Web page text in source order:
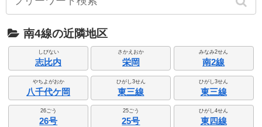
南4線の近隣地区
しびない
志比内
さかえおか
栄岡
みなみ2せん
南2線
やちよがおか
八千代ケ岡
ひがし3せん
東三線
ひがし3せん
東三線
26ごう
26号
25ごう
25号
ひがし4せん
東四線